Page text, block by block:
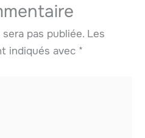
pas publiée. Les
indiqués avec *